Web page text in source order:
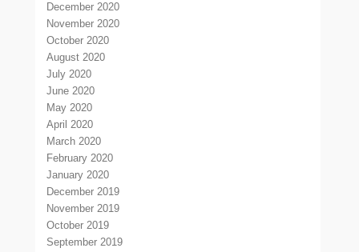
December 2020
November 2020
October 2020
August 2020
July 2020
June 2020
May 2020
April 2020
March 2020
February 2020
January 2020
December 2019
November 2019
October 2019
September 2019